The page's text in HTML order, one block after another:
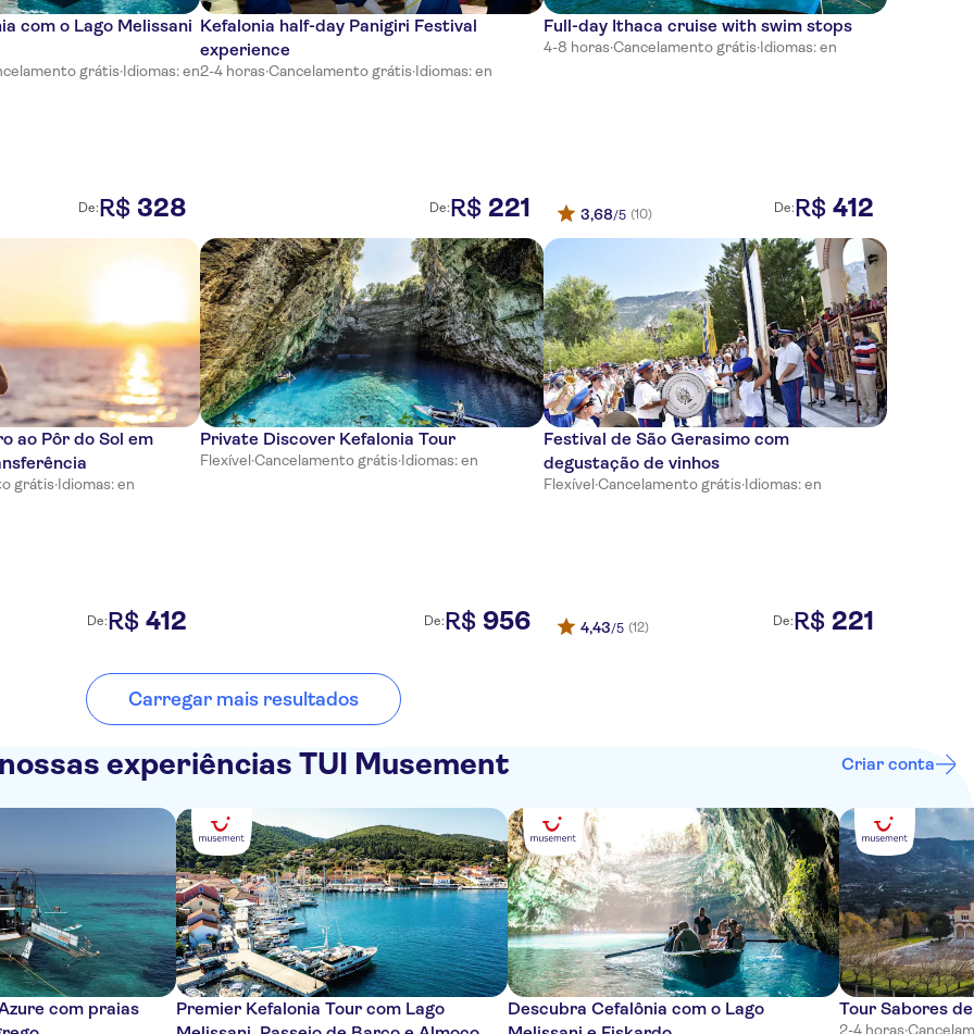
com o Lago Melissani
grátis·Idiomas: en
De:R$ 328
Kefalonia half-day Panigiri Festival
experience
2-4 horas·Cancelamento grátis·Idiomas: en
De:R$ 221
Full-day Ithaca cruise with swim stops
4-8 horas·Cancelamento grátis·Idiomas: en
3,68/5 (10) De:R$ 412
ao Pôr do Sol em
grátis·Idiomas: en
De:R$ 412
Private Discover Kefalonia Tour
Flexível·Cancelamento grátis·Idiomas: en
De:R$ 956
Festival de São Gerasimo com
degustação de vinhos
Flexível·Cancelamento grátis·Idiomas: en
4,43/5 (12) De:R$ 221
Carregar mais resultados
nossas experiências TUI Musement Criar conta
com praias
Premier Kefalonia Tour com Lago
Descubra Cefalônia com o Lago
Tour Sabores
2-4 horas·